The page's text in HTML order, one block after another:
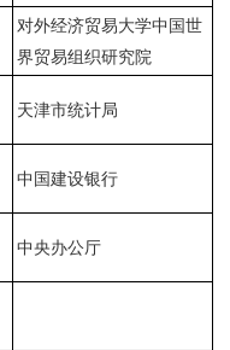
对外经济贸易大学中国世
界贸易组织研究院
天津市统计局
中国建设银行
中央办公厅